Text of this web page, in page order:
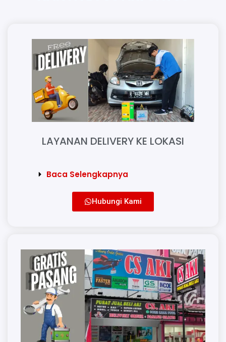
LAYANAN DELIVERY KE LOKASI
Baca Selengkapnya
Hubungi Kami